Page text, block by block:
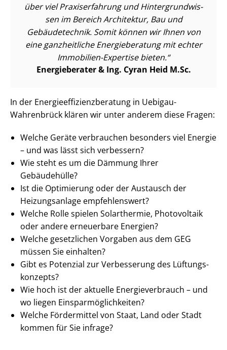
über viel Praxiserfahrung und Hin­ter­grund­wis­
sen im Bereich Architektur, Bau und
Gebäudetechnik. Somit können wir Ihnen von
eine ganzheitliche Energieberatung mit echter
Immobilien-Expertise bieten.
Energieberater & Ing. Cyran Heid M.Sc.
In der En­er­gie­ef­fi­zi­enz­be­ra­tung in Uebigau-
Wahrenbrück klären wir unter anderem diese Fragen:
Welche Geräte verbrauchen besonders viel Energie
– und was lässt sich verbessern?
Wie steht es um die Dämmung Ihrer
Gebäudehülle?
Ist die Optimierung oder der Austausch der
Heizungsanlage empfehlenswert?
Welche Rolle spielen Solarthermie, Photovoltaik
oder andere erneuerbare Energien?
Welche gesetzlichen Vorgaben aus dem GEG
müssen Sie einhalten?
Gibt es Potenzial zur Verbesserung des Lüf­tungs­
kon­zepts?
Wie hoch ist der aktuelle En­er­gie­ver­brauch – und
wo liegen Ein­spar­mög­lich­kei­ten?
Welche Fördermittel von Staat, Land oder Stadt
kommen für Sie infrage?